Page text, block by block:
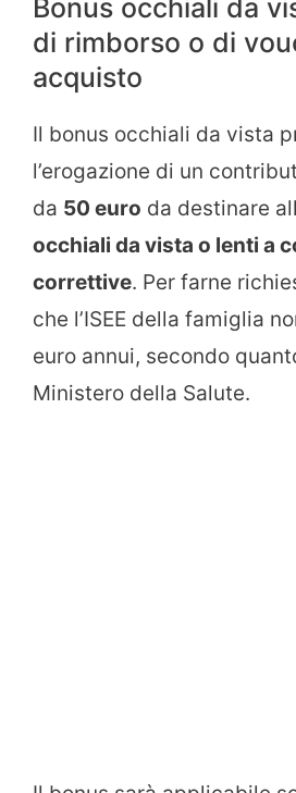
Bonus occhiali da
di rimborso o di
acquisto
Il bonus occhiali da vista
l’erogazione di un
da 50 euro da destinare
occhiali da vista o lenti a
correttive. Per farne
che l’ISEE della famiglia
euro annui, secondo
Ministero della Salute.